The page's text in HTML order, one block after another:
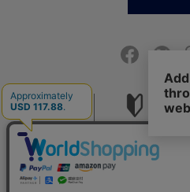
会社概要
ご利用規約